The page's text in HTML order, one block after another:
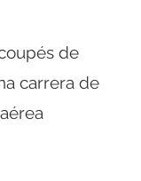
de
carrera de